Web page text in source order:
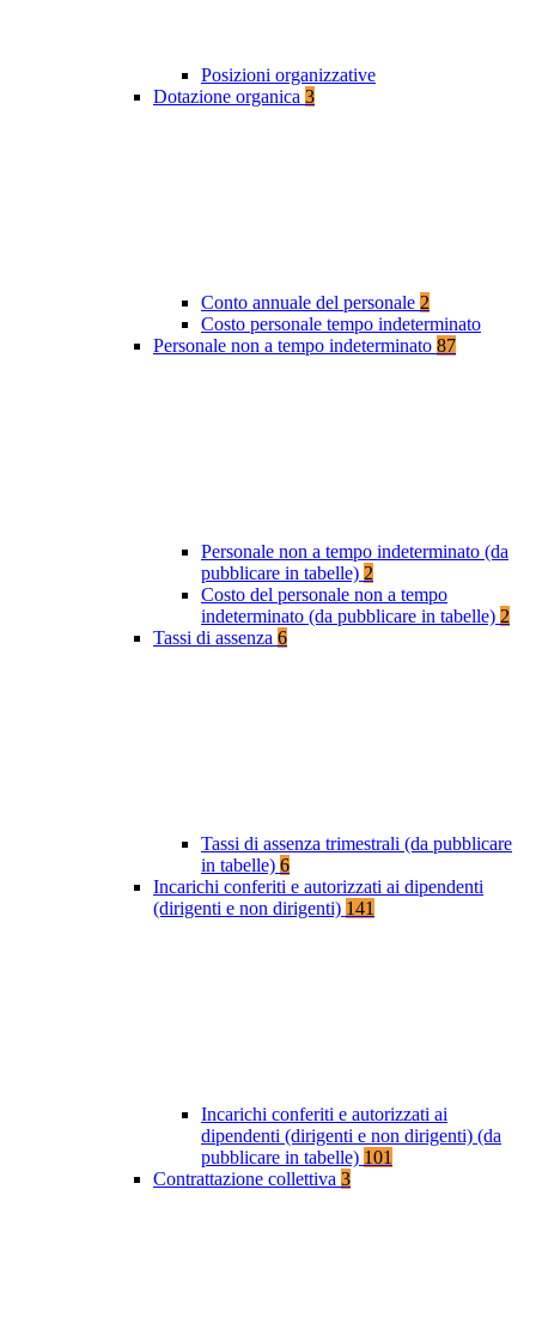
Posizioni organizzative
Dotazione organica 3
Conto annuale del personale 2
Costo personale tempo indeterminato
Personale non a tempo indeterminato 87
Personale non a tempo indeterminato (da
pubblicare in tabelle) 2
Costo del personale non a tempo
indeterminato (da pubblicare in tabelle) 2
Tassi di assenza 6
Tassi di assenza trimestrali (da pubblicare
in tabelle) 6
Incarichi conferiti e autorizzati ai dipendenti
(dirigenti e non dirigenti) 141
Incarichi conferiti e autorizzati ai
dipendenti (dirigenti e non dirigenti) (da
pubblicare in tabelle) 101
Contrattazione collettiva 3